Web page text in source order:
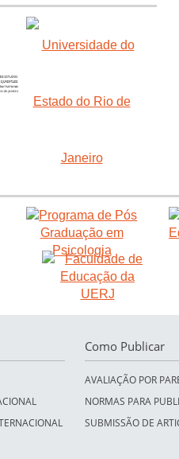
Como Publicar
AVALIAÇÃO POR
NORMAS PARA
SUBMISSÃO DE